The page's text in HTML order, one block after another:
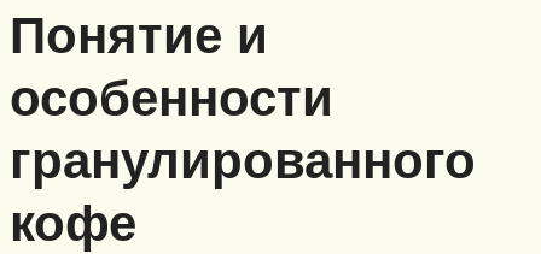
Понятие и
особенности
гранулированного
кофе